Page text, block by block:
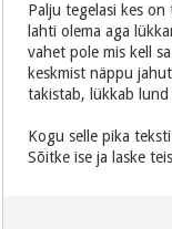
Palju tegelasi kes
lahti olema aga
vahet pole mis kell
keskmist näppu
takistab, lükkab lund
Kogu selle pika
Sõitke ise ja laske